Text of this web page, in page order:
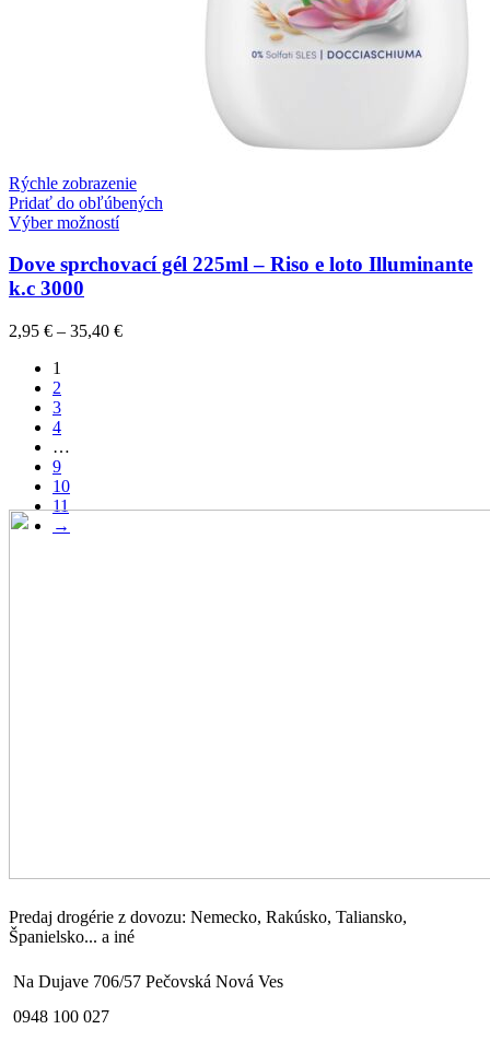
Rýchle zobrazenie
Pridať do obľúbených
Výber možností
Dove sprchovací gél 225ml – Riso e loto Illuminante
k.c 3000
2,95 € – 35,40 €
1
2
3
4
…
9
10
11
→
Predaj drogérie z dovozu: Nemecko, Rakúsko, Taliansko,
Španielsko... a iné
Na Dujave 706/57 Pečovská Nová Ves
0948 100 027